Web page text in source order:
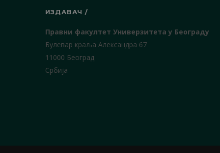
ИЗДАВАЧ /
Правни факултет Универзитета у Београду
Булевар краља Александра 67
11000 Београд
Србија